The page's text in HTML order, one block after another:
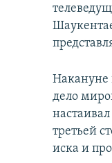
Накануне
дело
третьей
иска и